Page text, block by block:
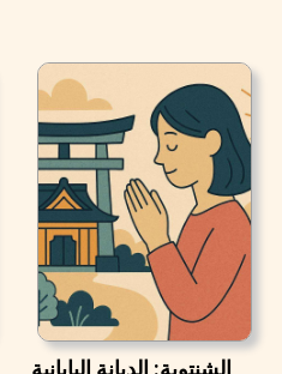
الشنتوية: الديانة اليابانية